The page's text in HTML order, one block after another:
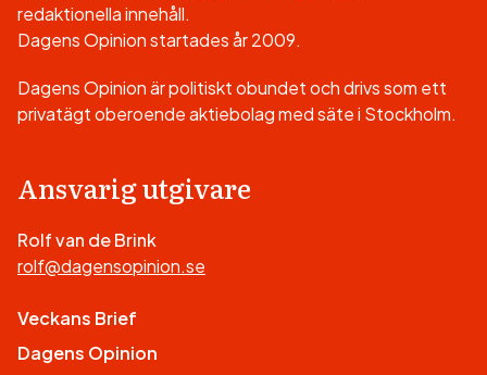
redaktionella innehåll.
Dagens Opinion startades år 2009.
Dagens Opinion är politiskt obundet och drivs som ett
privatägt oberoende aktiebolag med säte i Stockholm.
Ansvarig utgivare
Rolf van de Brink
rolf@dagensopinion.se
Veckans Brief
Dagens Opinion